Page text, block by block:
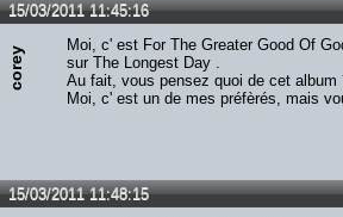
15/03/2011 11:45:16
corey
Moi, c' est For The Greater Good Of
sur The Longest Day .
Au fait, vous pensez quoi de cet album
Moi, c' est un de mes préfèrés, mais
15/03/2011 11:48:15